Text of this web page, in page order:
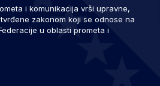
i komunikacija vrši upravne,
zakonom koji se odnose na
u oblasti prometa i